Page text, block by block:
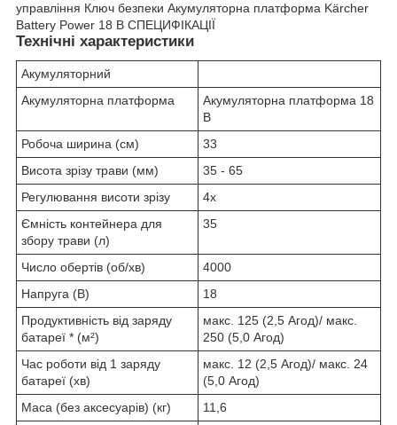
управління Ключ безпеки Акумуляторна платформа Kärcher
Battery Power 18 В СПЕЦИФІКАЦІЇ
Технічні характеристики
Акумуляторний
Акумуляторна платформа
Акумуляторна платформа 18
В
Робоча ширина (см)
33
Висота зрізу трави (мм)
35 - 65
Регулювання висоти зрізу
4x
Ємність контейнера для
збору трави (л)
35
Число обертів (об/хв)
4000
Напруга (В)
18
Продуктивність від заряду
батареї * (м²)
макс. 125 (2,5 Aгод)/ макс.
250 (5,0 Aгод)
Час роботи від 1 заряду
батареї (хв)
макс. 12 (2,5 Aгод)/ макс. 24
(5,0 Aгод)
Маса (без аксесуарів) (кг)
11,6